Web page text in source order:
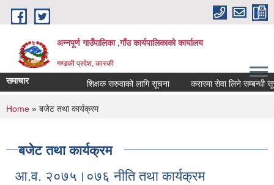
Skip to main content
अन्नपूर्ण गाउँपालिका ,गाँउ कार्यपालिकाको कार्यालय
गण्डकी प्रदेश, कास्की
समाचार शिक्षक सरुवाको लागि सूचना करारमा सेवा लिने सम्बन्धी
You are here
Home » बजेट तथा कार्यक्रम
बजेट तथा कार्यक्रम
आ.व. २०७५।०७६ नीति तथा कार्यक्रम